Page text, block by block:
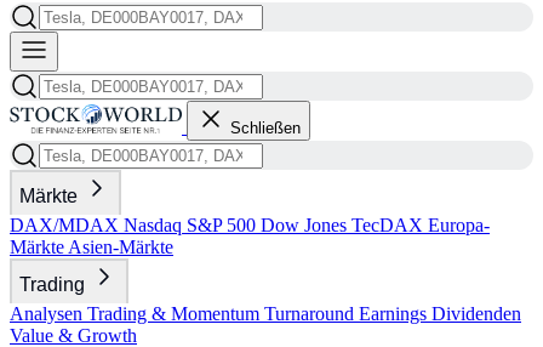
Schließen
Märkte
DAX/MDAX Nasdaq S&P 500 Dow Jones TecDAX Europa-
Märkte Asien-Märkte
Trading
Analysen Trading & Momentum Turnaround Earnings Dividenden
Value & Growth